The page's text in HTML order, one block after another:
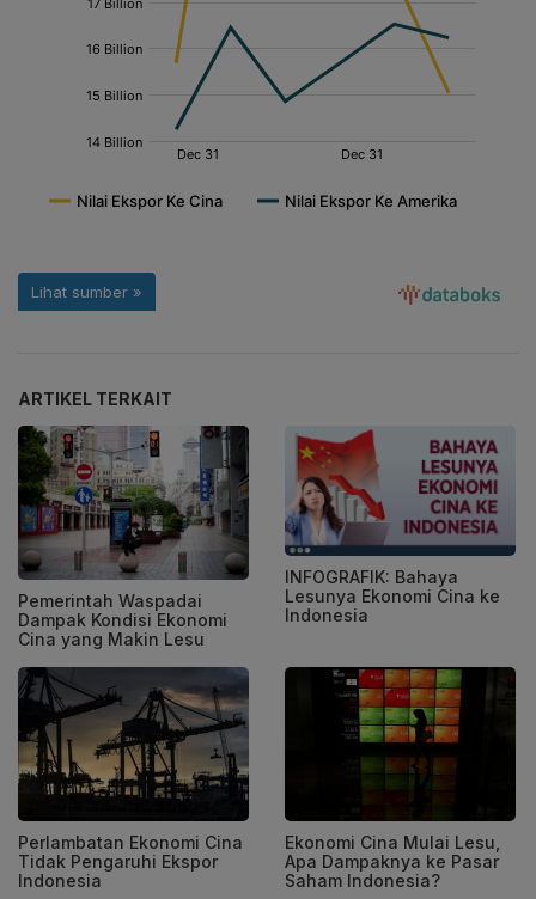
ARTIKEL TERKAIT
Pemerintah Waspadai
Dampak Kondisi Ekonomi
Cina yang Makin Lesu
INFOGRAFIK: Bahaya
Lesunya Ekonomi Cina ke
Indonesia
Perlambatan Ekonomi Cina
Tidak Pengaruhi Ekspor
Indonesia
Ekonomi Cina Mulai Lesu,
Apa Dampaknya ke Pasar
Saham Indonesia?